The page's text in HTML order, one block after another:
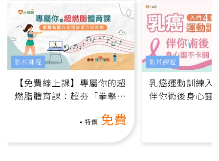
【免費線上課】專屬你的超
燃脂體育課：超夯「拳擊有
特價 免費
影片課程
乳癌運動訓練入
伴你術後身心靈
影片課程